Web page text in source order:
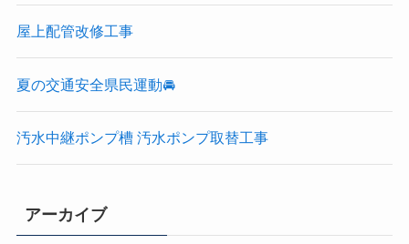
屋上配管改修工事
夏の交通安全県民運動🚘
汚水中継ポンプ槽 汚水ポンプ取替工事
アーカイブ